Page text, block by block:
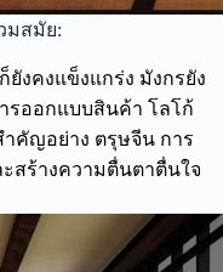
มสมัย:
งคงแข็งแกร่ง มังกรยัง
ออกแบบสินค้า โลโก้
คัญอย่าง ตรุษจีน การ
สร้างความตื่นตาตื่นใจ